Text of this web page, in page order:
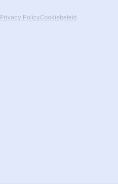
Privacy PolicyCookiebeleid